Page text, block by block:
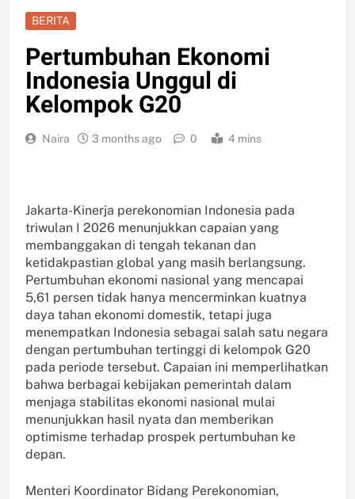
BERITA
Pertumbuhan Ekonomi
Indonesia Unggul di
Kelompok G20
Naira 3 months ago 0 4 mins
Jakarta-Kinerja perekonomian Indonesia pada
triwulan I 2026 menunjukkan capaian yang
membanggakan di tengah tekanan dan
ketidakpastian global yang masih berlangsung.
Pertumbuhan ekonomi nasional yang mencapai
5,61 persen tidak hanya mencerminkan kuatnya
daya tahan ekonomi domestik, tetapi juga
menempatkan Indonesia sebagai salah satu negara
dengan pertumbuhan tertinggi di kelompok G20
pada periode tersebut. Capaian ini memperlihatkan
bahwa berbagai kebijakan pemerintah dalam
menjaga stabilitas ekonomi nasional mulai
menunjukkan hasil nyata dan memberikan
optimisme terhadap prospek pertumbuhan ke
depan.
Menteri Koordinator Bidang Perekonomian,